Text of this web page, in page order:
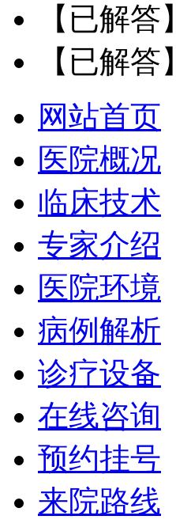
【已解答】
【已解答】
网站首页
医院概况
临床技术
专家介绍
医院环境
病例解析
诊疗设备
在线咨询
预约挂号
来院路线